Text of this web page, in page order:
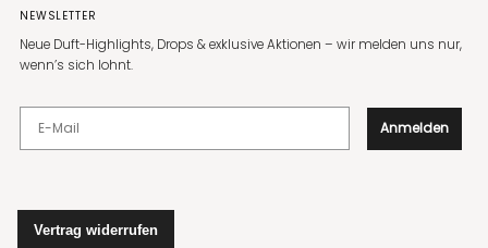
NEWSLETTER
Neue Duft-Highlights, Drops & exklusive Aktionen – wir melden uns nur,
wenn’s sich lohnt.
Anmelden